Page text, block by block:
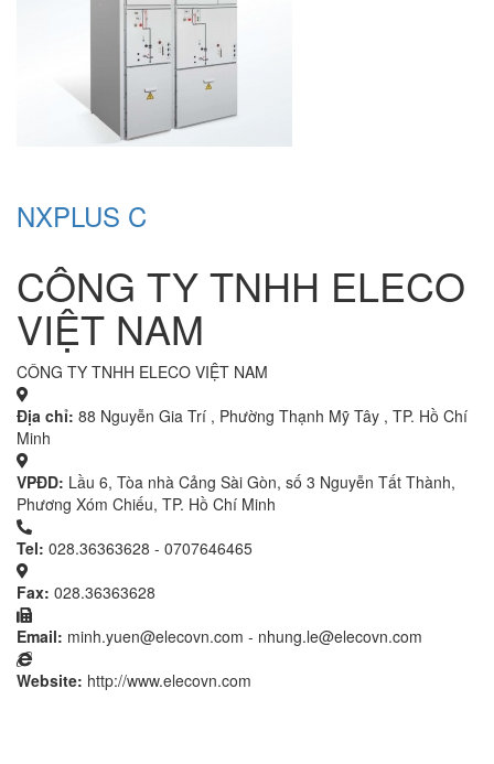
NXPLUS C
CÔNG TY TNHH ELECO
VIỆT NAM
CÔNG TY TNHH ELECO VIỆT NAM
Địa chỉ: 88 Nguyễn Gia Trí , Phường Thạnh Mỹ Tây , TP. Hồ Chí
Minh
VPĐD: Lầu 6, Tòa nhà Cảng Sài Gòn, số 3 Nguyễn Tất Thành,
Phương Xóm Chiếu, TP. Hồ Chí Minh
Tel: 028.36363628 - 0707646465
Fax: 028.36363628
Email: minh.yuen@elecovn.com - nhung.le@elecovn.com
Website: http://www.elecovn.com